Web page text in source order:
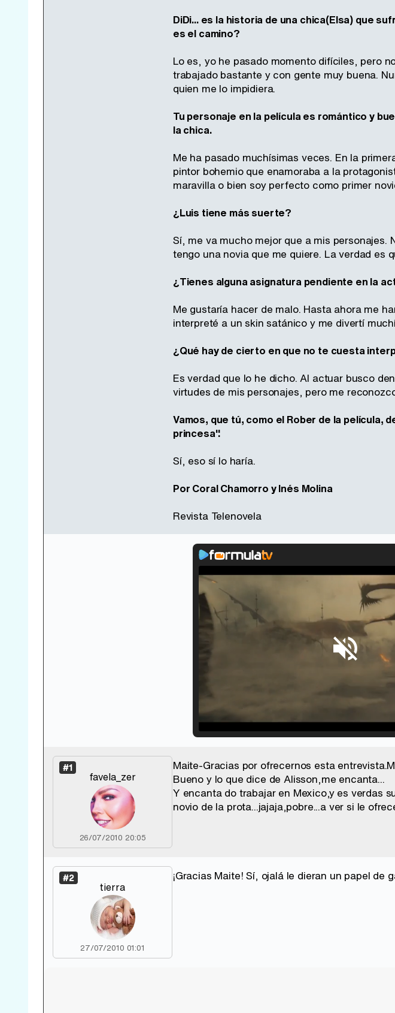
DiDi... es la historia de una chica(Elsa) que
es el camino?
Lo es, yo he pasado momento difíciles, pero
trabajado bastante y con gente muy buena.
quien me lo impidiera.
Tu personaje en la película es romántico y
la chica.
Me ha pasado muchísimas veces. En la
pintor bohemio que enamoraba a la
maravilla o bien soy perfecto como primer
¿Luis tiene más suerte?
Sí, me va mucho mejor que a mis
tengo una novia que me quiere. La verdad es
¿Tienes alguna asignatura pendiente en la
Me gustaría hacer de malo. Hasta ahora me
interpreté a un skin satánico y me divertí
¿Qué hay de cierto en que no te cuesta
Es verdad que lo he dicho. Al actuar busco
virtudes de mis personajes, pero me
Vamos, que tú, como el Rober de la película,
princesa".
Sí, eso sí lo haría.
Por Coral Chamorro y Inés Molina
Revista Telenovela
Unmute
#1
favela_zer
26/07/2010 20:05
Maite-Gracias por ofrecernos esta
Bueno y lo que dice de Alisson,me encanta...
Y encanta do trabajar en Mexico,y es verdas
novio de la prota...jajaja,pobre...a ver si le
#2
tierra
27/07/2010 01:01
¡Gracias Maite! Sí, ojalá le dieran un papel de